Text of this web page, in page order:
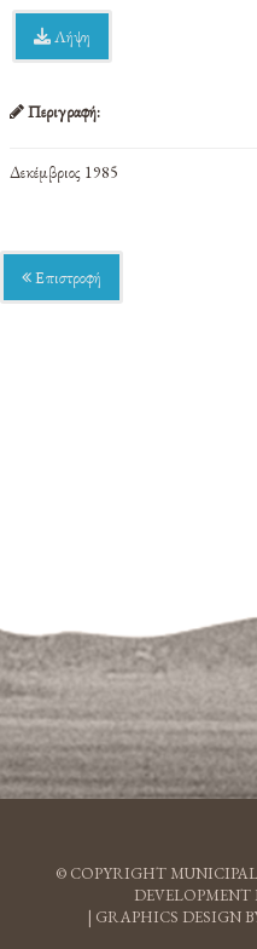
Λήψη
Περιγραφή:
Δεκέμβριος 1985
Επιστροφή
© COPYRIGHT
DEVELOPMENT
| GRAPHICS DESIGN